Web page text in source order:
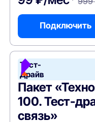
Подключить
Тест-
Драйв
Пакет
100. Тест-
связь»